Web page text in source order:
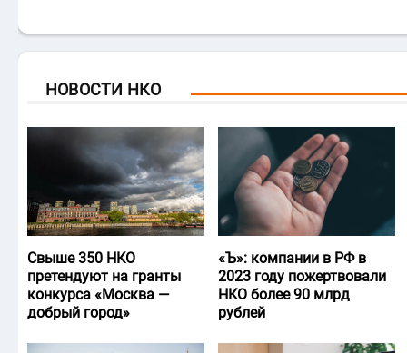
НОВОСТИ НКО
Свыше 350 НКО
претендуют на гранты
конкурса «Москва —
добрый город»
«Ъ‎»: компании в РФ в
2023 году пожертвовали
НКО более 90 млрд
рублей